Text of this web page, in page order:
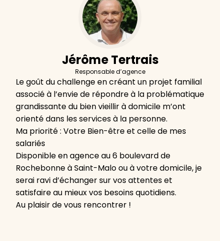
Jérôme Tertrais
Responsable d’agence
Le goût du challenge en créant un projet familial
associé à l’envie de répondre à la problématique
grandissante du bien vieillir à domicile m’ont
orienté dans les services à la personne.
Ma priorité : Votre Bien-être et celle de mes
salariés
Disponible en agence au 6 boulevard de
Rochebonne à Saint-Malo ou à votre domicile, je
serai ravi d’échanger sur vos attentes et
satisfaire au mieux vos besoins quotidiens.
Au plaisir de vous rencontrer !